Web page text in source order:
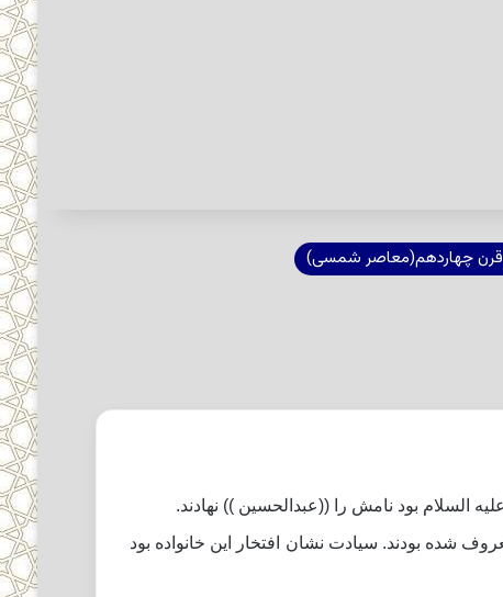
قرن چهاردهم(معاصر شمسی)
شده بودند. سیادت نشان افتخار این خانواده بود